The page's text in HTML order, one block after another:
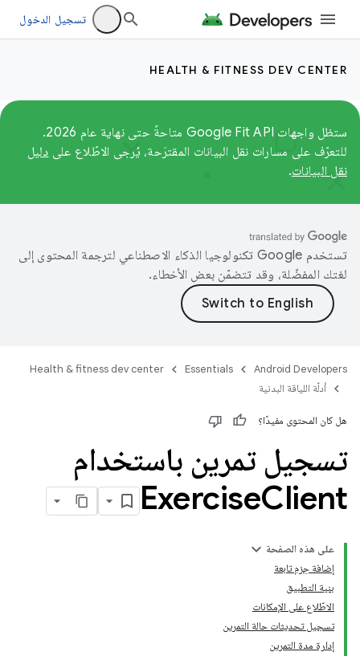
تسجيل الدخول
HEALTH & FITNESS DEV CENTER
ستظل واجهات Google Fit API متاحةً حتى نهاية عام 2026.
للتعرّف على مسارات نقل البيانات المقترَحة، يُرجى الاطّلاع على دليل
نقل البيانات.
تستخدم Google تكنولوجيا الذكاء الاصطناعي لترجمة المحتوى إلى
لغتك المفضّلة، وقد تتضمّن بعض الأخطاء.
Android Developers
Essentials
Health & fitness dev center
أدلّة اللياقة البدنية
هل كان المحتوى مفيدًا؟
تسجيل تمرين باستخدام
ExerciseClient
على هذه الصفحة
إضافة حِزم تابعة
بنية التطبيق
الاطّلاع على الإمكانات
تسجيل تحديثات حالة التمرين
إدارة مدة التمرين